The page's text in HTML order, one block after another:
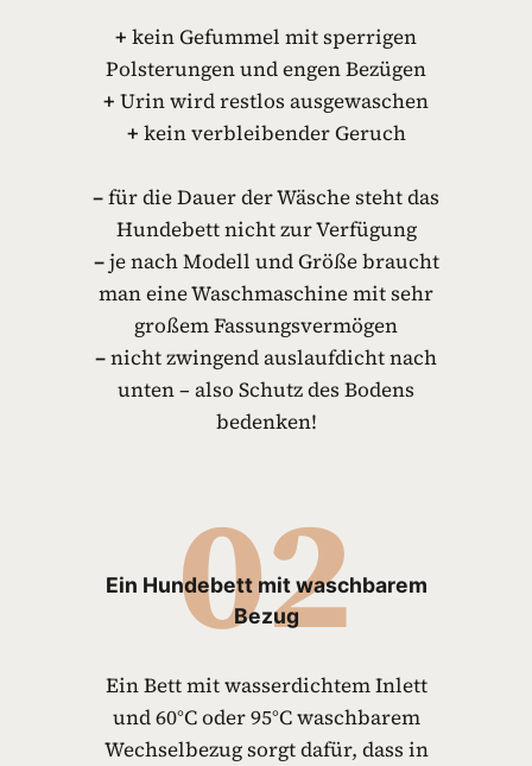
+ kein Gefummel mit sperrigen
Polsterungen und engen Bezügen
+ Urin wird restlos ausgewaschen
+ kein verbleibender Geruch
–für die Dauer der Wäsche steht das
Hundebett nicht zur Verfügung
–je nach Modell und Größe braucht
man eine Waschmaschine mit sehr
großem Fassungsvermögen
–nicht zwingend auslaufdicht nach
unten – also Schutz des Bodens
bedenken!
02
Ein Hundebett mit waschbarem
Bezug
Ein Bett mit wasserdichtem Inlett
und 60°C oder 95°C waschbarem
Wechselbezug sorgt dafür, dass in